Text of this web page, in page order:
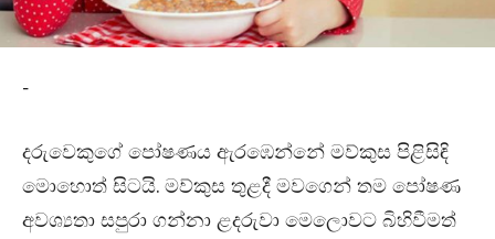
-
දරුවෙකුගේ පෝෂණය ඇරඹෙන්නේ මව්කුස පිළිසිඳි
මොහොත් සිටයි. මව්කුස තුළදී මවගෙන් තම පෝෂණ
අවශ්‍යතා සපුරා ගන්නා ළදරුවා මෙලොවට බිහිවීමත්